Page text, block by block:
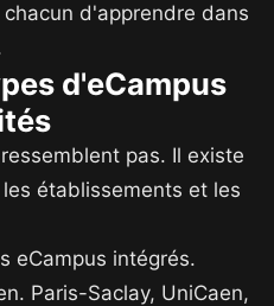
d'apprendre dans
d'eCampus
pas. Il existe
établissements et les
eCampus intégrés.
Paris-Saclay, UniCaen,